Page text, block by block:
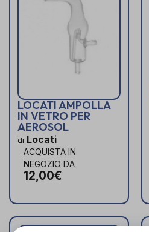
LOCATI AMPOLLA
IN VETRO PER
AEROSOL
di Locati
ACQUISTA IN
NEGOZIO DA
12,00€